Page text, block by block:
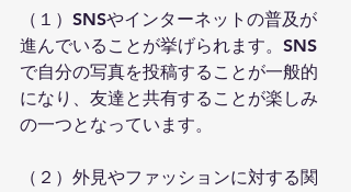
（１）SNSやインターネットの普及が
進んでいることが挙げられます。SNS
で自分の写真を投稿することが一般的
になり、友達と共有することが楽しみ
の一つとなっています。
（２）外見やファッションに対する関